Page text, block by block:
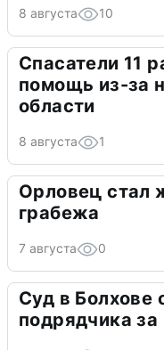
8 августа 10
Спасатели 11
помощь из-за
области
8 августа 1
Орловец стал
грабежа
7 августа 0
Суд в Болхове
подрядчика